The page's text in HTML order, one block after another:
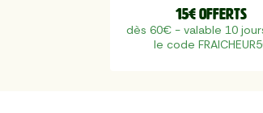
15€ offerts
dès 60€ - valable 10
le code